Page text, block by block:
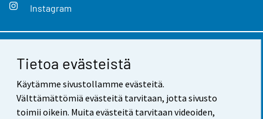
Tietoa evästeistä
Käytämme sivustollamme evästeitä.
Välttämättömiä evästeitä tarvitaan, jotta sivusto
toimii oikein. Muita evästeitä tarvitaan videoiden,
Instagram
Yhteystiedot
Palaute
Käyttöehdot